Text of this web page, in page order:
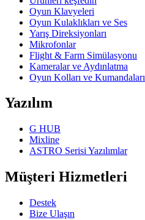
Oyun Klavyeleri
Oyun Kulaklıkları ve Ses
Yarış Direksiyonları
Mikrofonlar
Flight & Farm Simülasyonu
Kameralar ve Aydınlatma
Oyun Kolları ve Kumandaları
Yazılım
G HUB
Mixline
ASTRO Serisi Yazılımlar
Müşteri Hizmetleri
Destek
Bize Ulaşın